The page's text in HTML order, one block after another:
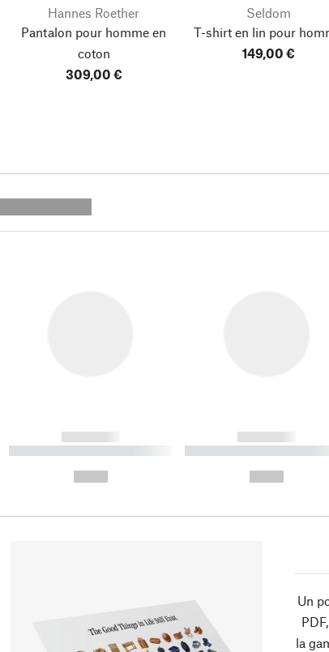
Hannes Roether
Pantalon pour homme en
coton
309,00 €
Seldom
T-shirt en lin pour
149,00 €
------------
----------- ----------- ----------
------------
----------- -----------
Un
la